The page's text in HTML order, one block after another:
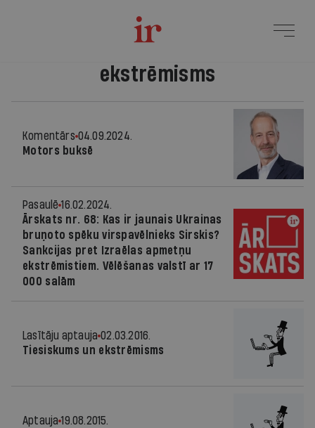
ekstrēmisms
Komentārs 04.09.2024.
Motors buksē
Pasaulē 16.02.2024.
Ārskats nr. 68: Kas ir jaunais Ukrainas
bruņoto spēku virspavēlnieks Sirskis?
Sankcijas pret Izraēlas apmetņu
ekstrēmistiem. Vēlēšanas valstī ar 17
000 salām
Lasītāju aptauja 02.03.2016.
Tiesiskums un ekstrēmisms
Aptauja 19.08.2015.